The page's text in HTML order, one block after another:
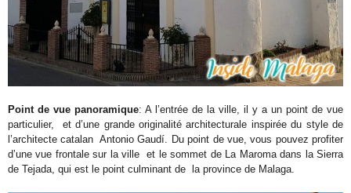
Point de vue panoramique: A l’entrée de la ville, il y a un point de vue
particulier, et d’une grande originalité architecturale inspirée du style de
l’architecte catalan Antonio Gaudí. Du point de vue, vous pouvez profiter
d’une vue frontale sur la ville et le sommet de La Maroma dans la Sierra
de Tejada, qui est le point culminant de la province de Malaga.